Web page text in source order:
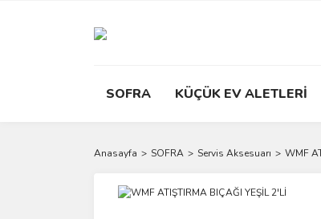
SOFRA KÜÇÜK EV ALETLERİ
Anasayfa SOFRA Servis Aksesuarı WMF